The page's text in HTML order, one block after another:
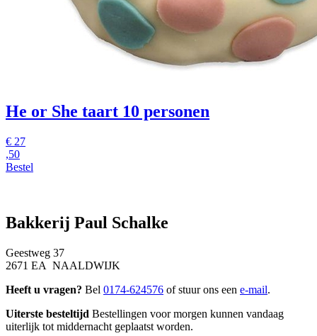
He or She taart 10 personen
€ 27
,50
Bestel
Bakkerij Paul Schalke
Geestweg 37
2671 EA NAALDWIJK
Heeft u vragen? Bel 0174-624576 of stuur ons een e-mail.
Uiterste besteltijd Bestellingen voor morgen kunnen vandaag
uiterlijk tot middernacht geplaatst worden.